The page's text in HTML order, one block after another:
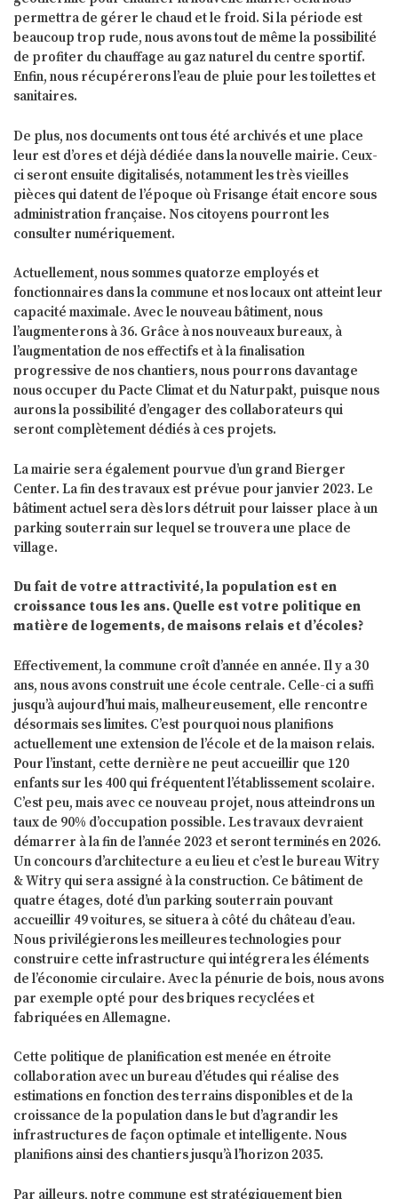
permettra de gérer le chaud et le froid. Si la période est
beaucoup trop rude, nous avons tout de même la possibilité
de profiter du chauffage au gaz naturel du centre sportif.
Enfin, nous récupérerons l’eau de pluie pour les toilettes et
sanitaires.
De plus, nos documents ont tous été archivés et une place
leur est d’ores et déjà dédiée dans la nouvelle mairie. Ceux-
ci seront ensuite digitalisés, notamment les très vieilles
pièces qui datent de l’époque où Frisange était encore sous
administration française. Nos citoyens pourront les
consulter numériquement.
Actuellement, nous sommes quatorze employés et
fonctionnaires dans la commune et nos locaux ont atteint leur
capacité maximale. Avec le nouveau bâtiment, nous
l’augmenterons à 36. Grâce à nos nouveaux bureaux, à
l’augmentation de nos effectifs et à la finalisation
progressive de nos chantiers, nous pourrons davantage
nous occuper du Pacte Climat et du Naturpakt, puisque nous
aurons la possibilité d’engager des collaborateurs qui
seront complètement dédiés à ces projets.
La mairie sera également pourvue d’un grand Bierger
Center. La fin des travaux est prévue pour janvier 2023. Le
bâtiment actuel sera dès lors détruit pour laisser place à un
parking souterrain sur lequel se trouvera une place de
village.
Du fait de votre attractivité, la population est en
croissance tous les ans. Quelle est votre politique en
matière de logements, de maisons relais et d’écoles?
Effectivement, la commune croît d’année en année. Il y a 30
ans, nous avons construit une école centrale. Celle-ci a suffi
jusqu’à aujourd’hui mais, malheureusement, elle rencontre
désormais ses limites. C’est pourquoi nous planifions
actuellement une extension de l’école et de la maison relais.
Pour l’instant, cette dernière ne peut accueillir que 120
enfants sur les 400 qui fréquentent l’établissement scolaire.
C’est peu, mais avec ce nouveau projet, nous atteindrons un
taux de 90% d’occupation possible. Les travaux devraient
démarrer à la fin de l’année 2023 et seront terminés en 2026.
Un concours d’architecture a eu lieu et c’est le bureau Witry
& Witry qui sera assigné à la construction. Ce bâtiment de
quatre étages, doté d’un parking souterrain pouvant
accueillir 49 voitures, se situera à côté du château d’eau.
Nous privilégierons les meilleures technologies pour
construire cette infrastructure qui intégrera les éléments
de l’économie circulaire. Avec la pénurie de bois, nous avons
par exemple opté pour des briques recyclées et
fabriquées en Allemagne.
Cette politique de planification est menée en étroite
collaboration avec un bureau d’études qui réalise des
estimations en fonction des terrains disponibles et de la
croissance de la population dans le but d’agrandir les
infrastructures de façon optimale et intelligente. Nous
planifions ainsi des chantiers jusqu’à l’horizon 2035.
Par ailleurs, notre commune est stratégiquement bien